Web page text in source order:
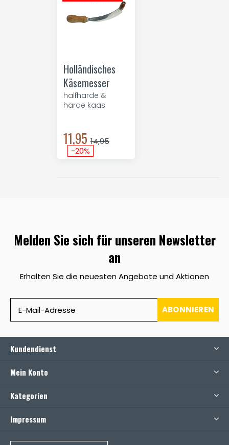
Holländisches
Käsemesser
halfharde &
harde kaas
11,95 14,95
-20%
Melden Sie sich für unseren Newsletter
an
Erhalten Sie die neuesten Angebote und Aktionen
ABONNIEREN
Kundendienst
Mein Konto
Kategorien
Impressum